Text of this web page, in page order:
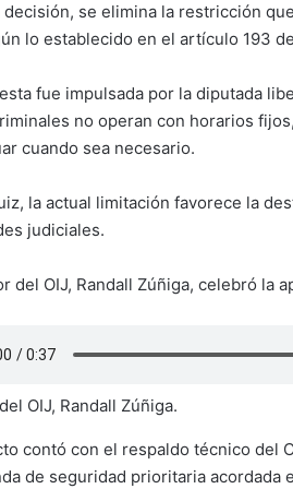
decisión, se elimina la restricción
lo establecido en el artículo 193
fue impulsada por la diputada
no operan con horarios
cuando sea necesario.
la actual limitación favorece la
judiciales.
del OIJ, Randall Zúñiga, celebró la
OIJ, Randall Zúñiga.
contó con el respaldo técnico del
de seguridad prioritaria